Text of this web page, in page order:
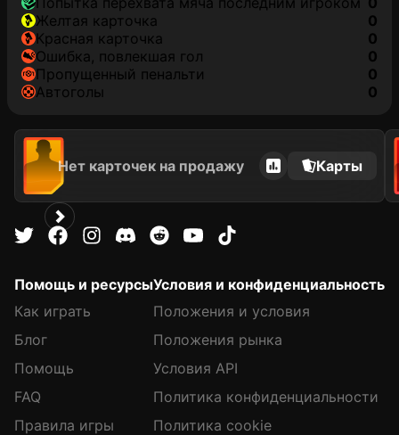
желтая карточка
0
красная карточка
0
ошибка, повлекшая гол
0
пропущенный пенальти
0
автоголы
0
Нет карточек на продажу Карты
Помощь и ресурсы
Как играть
Блог
Помощь
FAQ
Правила игры
Условия и конфиденциальность
Положения и условия
Положения рынка
Условия API
Политика конфиденциальности
Политика cookie